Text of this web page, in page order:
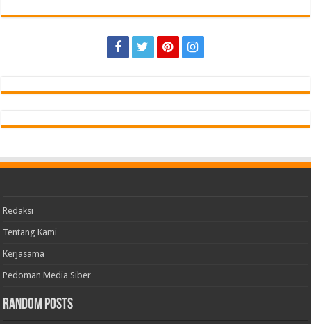
Redaksi
Tentang Kami
Kerjasama
Pedoman Media Siber
Random Posts